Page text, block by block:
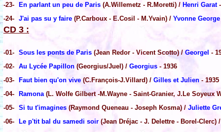
-23- En parlant un peu de Paris (A.Willemetz - R.Moretti) / Henri Garat-
-24- J'ai pas su y faire (P.Carboux - E.Cosil - M.Yvain) / Yvonne George
CD 3 :
-01- Sous les ponts de Paris (Jean Redor - Vicent Scotto) / Georgel -
-02- Au Lycée Papillon (Georgius/Juel) / Georgius - 1936
-03- Faut bien qu'on vive (C.François-J.Villard) / Gilles et Julien - 1935
-04- Ramona (L. Wolfe Gilbert -M.Wayne - Saint-Granier, J.Le Soyeux
-05- Si tu t'imagines (Raymond Queneau - Joseph Kosma) / Juliette
-06- Le p'tit bal du samedi soir (Jean Dréjac - J. Delettre - Borel-Clerc)